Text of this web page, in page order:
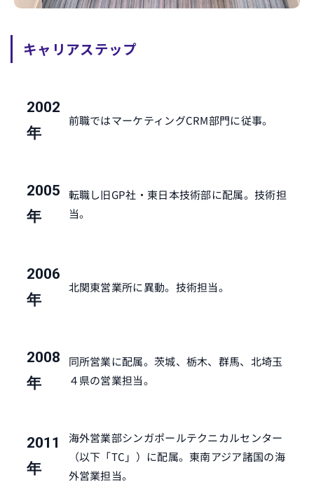
キャリアステップ
2002
年
前職ではマーケティングCRM部門に従事。
2005
年
転職し旧GP社・東日本技術部に配属。技術担
当。
2006
年
北関東営業所に異動。技術担当。
2008
年
同所営業に配属。茨城、栃木、群馬、北埼玉
４県の営業担当。
2011
年
海外営業部シンガポールテクニカルセンター
（以下「TC」）に配属。東南アジア諸国の海
外営業担当。